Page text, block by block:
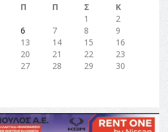
Π Π Σ
Κ
1
2
6 7 8
9
13 14 15
16
20 21 22
23
27 28 29
30